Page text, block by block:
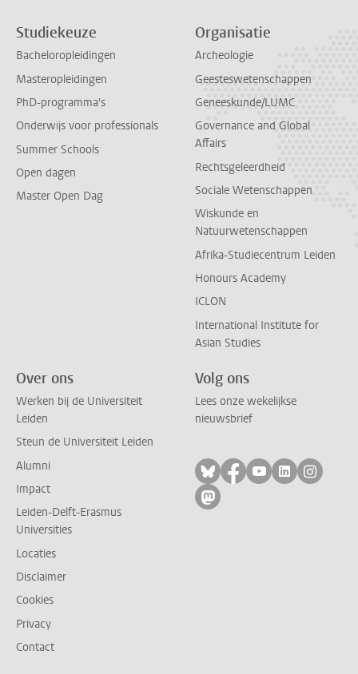
Studiekeuze
Bacheloropleidingen
Masteropleidingen
PhD-programma's
Onderwijs voor professionals
Summer Schools
Open dagen
Master Open Dag
Organisatie
Archeologie
Geesteswetenschappen
Geneeskunde/LUMC
Governance and Global
Affairs
Rechtsgeleerdheid
Sociale Wetenschappen
Wiskunde en
Natuurwetenschappen
Afrika-Studiecentrum Leiden
Honours Academy
ICLON
International Institute for
Asian Studies
Over ons
Werken bij de Universiteit
Leiden
Steun de Universiteit Leiden
Alumni
Impact
Leiden-Delft-Erasmus
Universities
Locaties
Disclaimer
Cookies
Privacy
Contact
Volg ons
Lees onze wekelijkse
nieuwsbrief
Volg ons op bluesky
Volg ons op
Volg ons op
Volg ons
Volg
Volg ons op mastodon